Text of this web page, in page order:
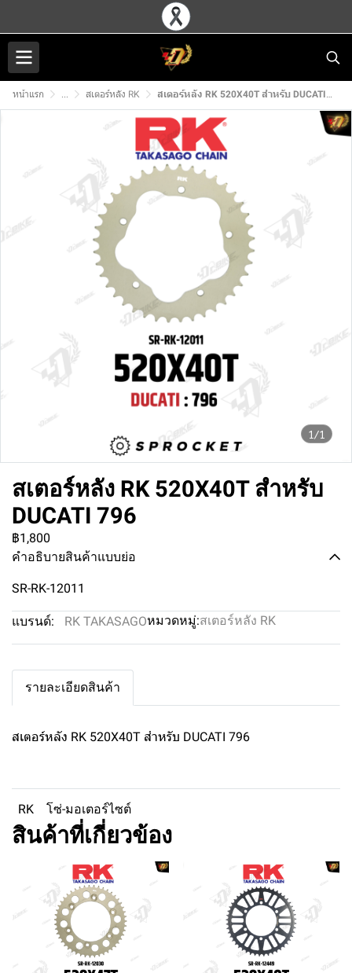
หน้าแรก ... สเตอร์หลัง RK สเตอร์หลัง RK 520X40T สำหรับ DUCATI 796
1/1
สเตอร์หลัง RK 520X40T สำหรับ
DUCATI 796
฿1,800
คำอธิบายสินค้าแบบย่อ
SR-RK-12011
แบรนด์: RK TAKASAGOหมวดหมู่:สเตอร์หลัง RK
รายละเอียดสินค้า
สเตอร์หลัง RK 520X40T สำหรับ DUCATI 796
RK โซ่-มอเตอร์ไซต์
สินค้าที่เกี่ยวข้อง